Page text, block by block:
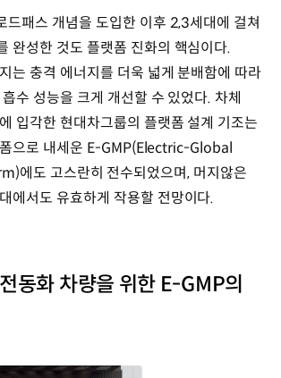
드패스 개념을 도입한 이후 2,3세대에 걸쳐
완성한 것도 플랫폼 진화의 핵심이다.
는 충격 에너지를 더욱 넓게 분배함에 따라
수 성능을 크게 개선할 수 있었다. 차체
입각한 현대차그룹의 플랫폼 설계 기조는
으로 내세운 E-GMP(Electric-Global
에도 고스란히 전수되었으며, 머지않은
에서도 유효하게 작용할 전망이다.
동화 차량을 위한 E-GMP의